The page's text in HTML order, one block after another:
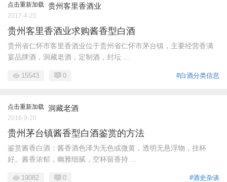
点击重新加载 贵州客里香酒业
2017-4-25
贵州客里香酒业求购酱香型白酒
贵州省仁怀市客里香酒业位于贵州省仁怀市茅台镇，主要经营香满
宴品牌酒，洞藏老酒，定制酒，封坛 ...
#白酒分类信息
15543 0
点击重新加载 洞藏老酒
2016-9-20
贵州茅台镇酱香型白酒鉴赏的方法
鉴赏酱香白酒：酱香酒色泽为无色或微黄，透明无悬浮物，挂杯
好。酱香浓郁，幽雅细腻，空杯留香持 ...
#酒史杂谈
19082 0